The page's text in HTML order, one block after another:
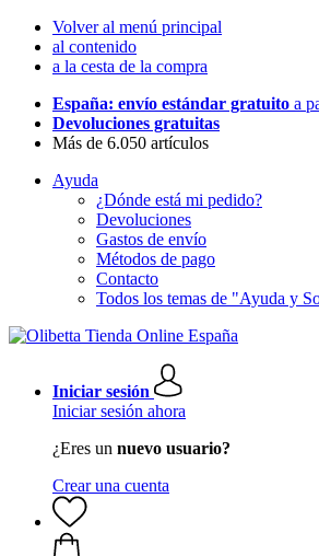
Volver al menú principal
al contenido
a la cesta de la compra
España: envío estándar gratuito a
Devoluciones gratuitas
Más de 6.050 artículos
Ayuda
¿Dónde está mi pedido?
Devoluciones
Gastos de envío
Métodos de pago
Contacto
Todos los temas de "Ayuda y
Iniciar sesión
Iniciar sesión ahora
¿Eres un nuevo usuario?
Crear una cuenta